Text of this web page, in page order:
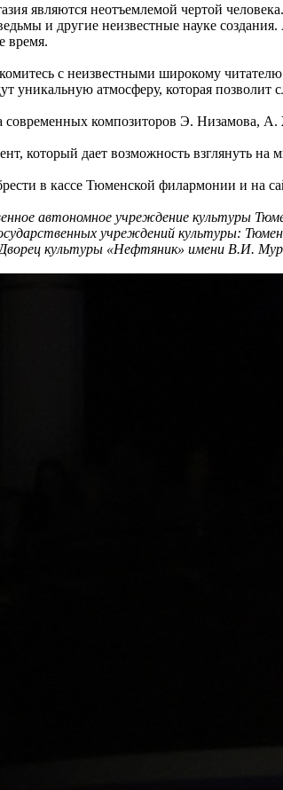
являются неотъемлемой чертой
и другие неизвестные науке создания.
время.
с неизвестными широкому
уникальную атмосферу, которая
современных композиторов Э. Низамова,
который дает возможность взглянуть на
в кассе Тюменской филармонии и на
автономное учреждение культуры
учреждений культуры:
культуры «Нефтяник» имени В.И.